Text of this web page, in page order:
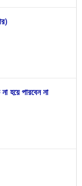
হয়ে পারবেন না